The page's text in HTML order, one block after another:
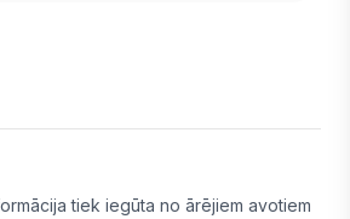
tiek iegūta no ārējiem avotiem